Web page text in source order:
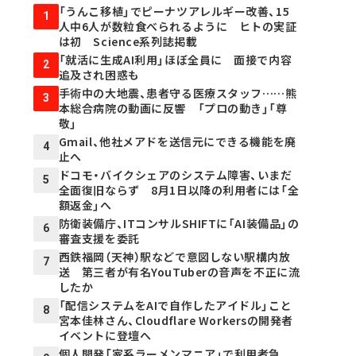
1
「うんこ移植」でピーナツアレルギー改善、15
人中6人が数粒食べられるように ヒトの実証
は初 Science系列誌掲載
2
「就活に生成AI利用」ほぼ全員に 面接で内容
追及され困惑も
3
手術中の大地震、患者守る医療スタッフ……熊
本総合病院の動画に反響 「プロの動き」「尊
敬」
4
Gmail、他社メアドを送信元にできる機能を廃
止へ
5
ドコモ・バイクシェアのシステム障害、いまだ
全面復旧ならず 8月1日以降の利用者には「全
額返金」へ
6
防衛装備庁、ITコンサルSHIFTに「AI装備品」の
審査支援を委託
7
西鉄福岡（天神）駅などで意図しない駅構内放
送 第三者が有名YouTuberの音声を不正に流
したか
8
「配信システムをAIで自作したアイドル」こと
宮本佳林さん、Cloudflare Workersの開発者
イベントに登壇へ